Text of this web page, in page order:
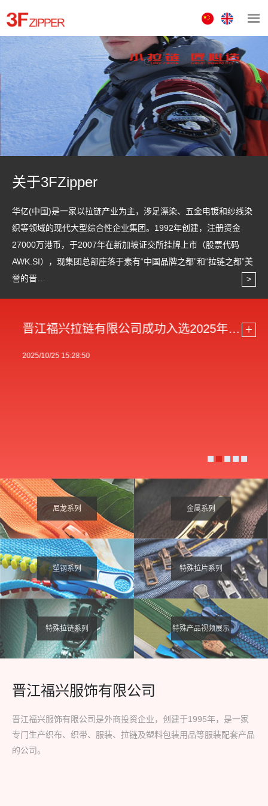
中
文
版
ENGLISH
关于3FZipper
华亿(中国)是一家以拉链产业为主，涉足漂染、五金电镀和纱线染
织等领域的现代大型综合性企业集团。1992年创建，注册资金
27000万港币，于2007年在新加坡证交所挂牌上市（股票代码
AWK.SI），现集团总部座落于素有“中国品牌之都”和“拉链之都”美
誉的晋…
>
＋
晋江福兴拉链有限公司成功入选2025年新一代信息技术与制造业融合发展标杆企业
2025/10/25 15:28:50
尼龙系列 金属系列
塑钢系列 特殊拉片系列
特殊拉链系列 特殊产品视频展示
晋江福兴服饰有限公司
晋江福兴服饰有限公司是外商投资企业，创建于1995年，是一家
专门生产织布、织带、服装、拉链及塑料包装用品等服装配套产品
的公司。